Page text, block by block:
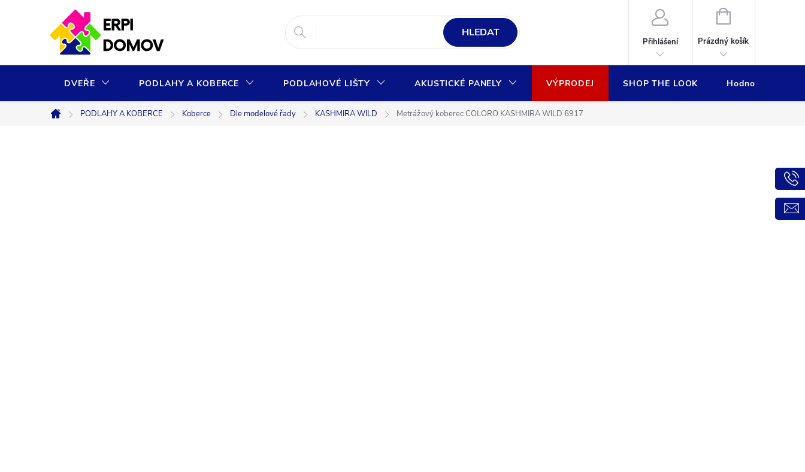
HLEDAT
Přihlášení
NÁKUPNÍ
Prázdný košík
DVEŘE PODLAHY A KOBERCE PODLAHOVÉ LIŠTY AKUSTICKÉ PANELY VÝPRODEJ SHOP THE LOOK Hodnocení
Domů
PODLAHY A KOBERCE Koberce Dle modelové řady KASHMIRA WILD Metrážový koberec COLORO KASHMIRA WILD 6917